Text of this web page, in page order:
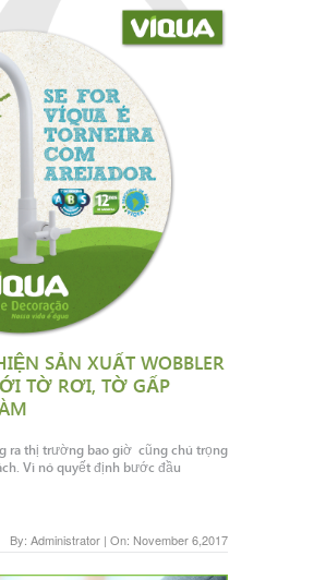
SẢN XUẤT WOBBLER
TỜ RƠI, TỜ GẤP
ra thị trường bao giờ cũng chú trọng
Vì nó quyết định bước đầu
By: Administrator | On: November 6,2017